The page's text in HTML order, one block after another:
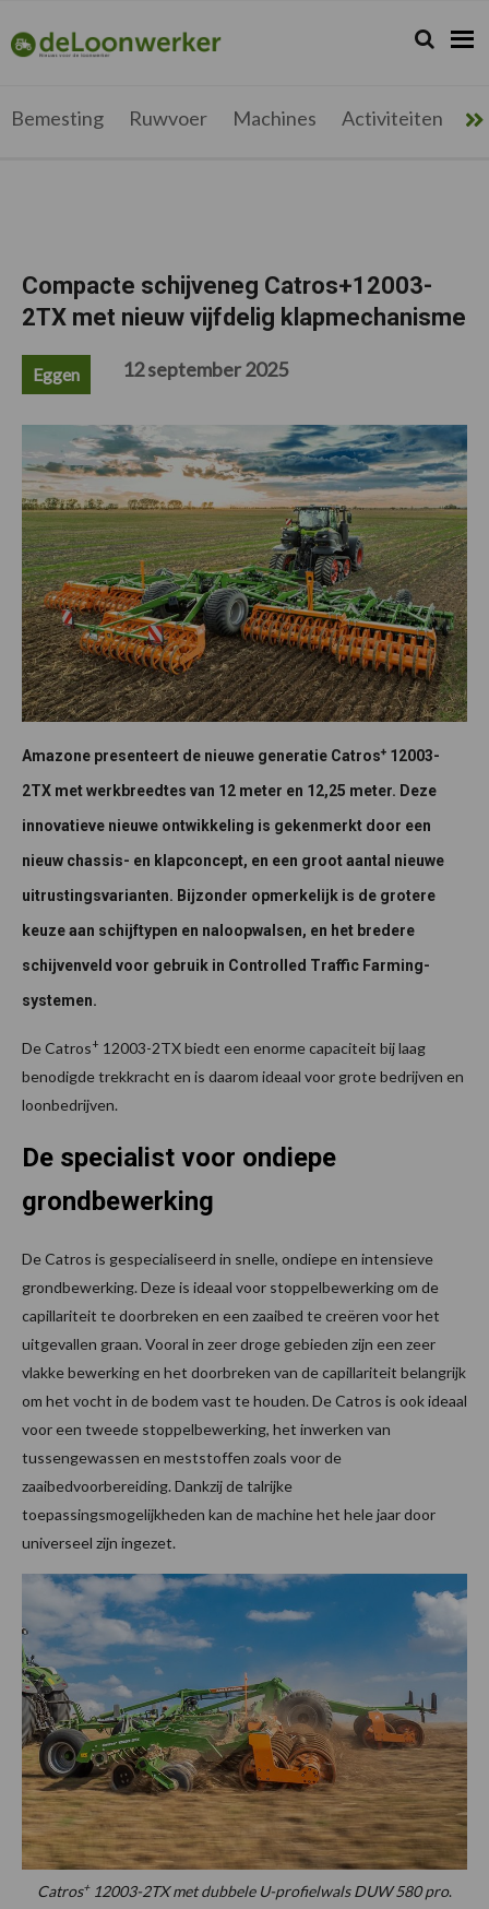
de
hoofdnavigatie
de
hoofd
de
eerste
de
voettekst
deloonwerker.be Zoeken...
Zoek
Bemesting Ruwvoer Machines Activiteiten
Compacte schijveneg Catros+12003-
2TX met nieuw vijfdelig klapmechanisme
Eggen 12 september 2025
Amazone presenteert de nieuwe generatie Catros+ 12003-
2TX met werkbreedtes van 12 meter en 12,25 meter. Deze
innovatieve nieuwe ontwikkeling is gekenmerkt door een
nieuw chassis- en klapconcept, en een groot aantal nieuwe
uitrustingsvarianten. Bijzonder opmerkelijk is de grotere
keuze aan schijftypen en naloopwalsen, en het bredere
schijvenveld voor gebruik in Controlled Traffic Farming-
systemen.
De Catros+ 12003-2TX biedt een enorme capaciteit bij laag
benodigde trekkracht en is daarom ideaal voor grote bedrijven en
loonbedrijven.
De specialist voor ondiepe
grondbewerking
De Catros is gespecialiseerd in snelle, ondiepe en intensieve
grondbewerking. Deze is ideaal voor stoppelbewerking om de
capillariteit te doorbreken en een zaaibed te creëren voor het
uitgevallen graan. Vooral in zeer droge gebieden zijn een zeer
vlakke bewerking en het doorbreken van de capillariteit belangrijk
om het vocht in de bodem vast te houden. De Catros is ook ideaal
voor een tweede stoppelbewerking, het inwerken van
tussengewassen en meststoffen zoals voor de
zaaibedvoorbereiding. Dankzij de talrijke
toepassingsmogelijkheden kan de machine het hele jaar door
universeel zijn ingezet.
Catros+12003-2TX met dubbele U-profielwals DUW 580 pro.